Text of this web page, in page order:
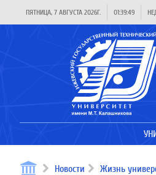
ПЯТНИЦА, 7 АВГУСТА 2026Г. 01:39:49
Новости Жизнь